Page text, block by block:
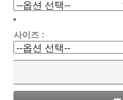
사이즈 :